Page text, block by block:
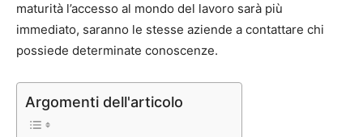
maturità l’accesso al mondo del lavoro sarà più
immediato, saranno le stesse aziende a contattare chi
possiede determinate conoscenze.
Argomenti dell'articolo